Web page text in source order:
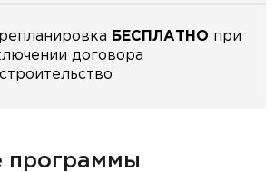
БЕСПЛАТНО при
договора
программы